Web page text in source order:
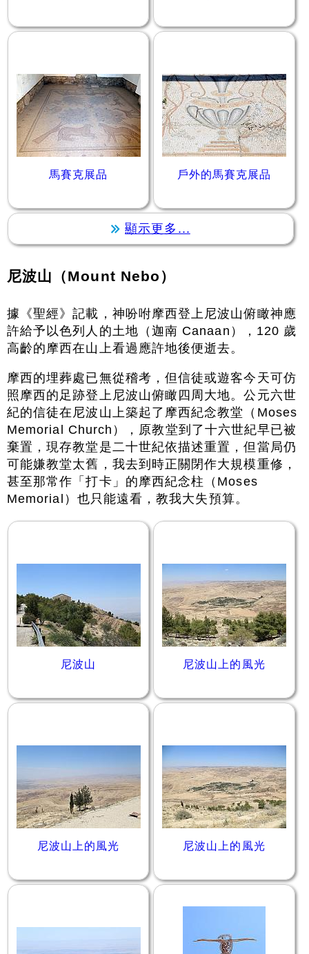
馬賽克展品 戶外的馬賽克展品
顯示更多...
尼波山（Mount Nebo）
據《聖經》記載，神吩咐摩西登上尼波山俯瞰神應
許給予以色列人的土地（迦南 Canaan），120 歲
高齡的摩西在山上看過應許地後便逝去。
摩西的埋葬處已無從稽考，但信徒或遊客今天可仿
照摩西的足跡登上尼波山俯瞰四周大地。公元六世
紀的信徒在尼波山上築起了摩西紀念教堂（Moses
Memorial Church），原教堂到了十六世紀早已被
棄置，現存教堂是二十世紀依描述重置，但當局仍
可能嫌教堂太舊，我去到時正關閉作大規模重修，
甚至那常作「打卡」的摩西紀念柱（Moses
Memorial）也只能遠看，教我大失預算。
尼波山 尼波山上的風光
尼波山上的風光 尼波山上的風光